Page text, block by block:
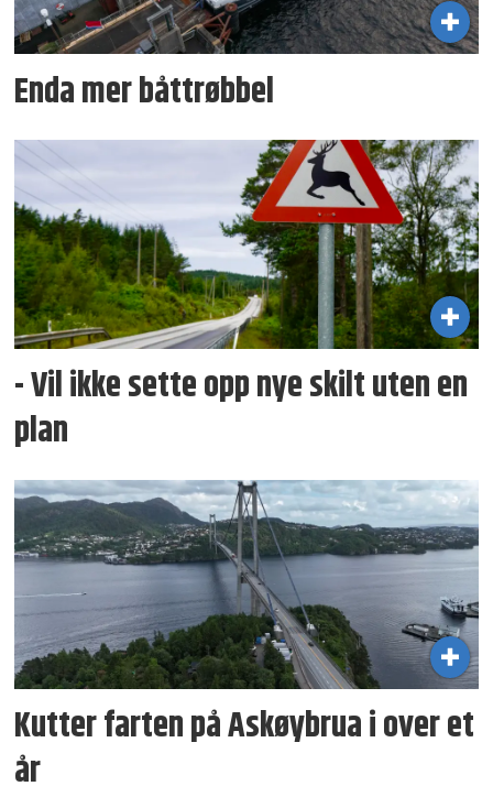
Enda mer båttrøbbel
- Vil ikke sette opp nye skilt uten en
plan
Kutter farten på Askøybrua i over et
år